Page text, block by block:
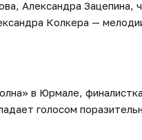
Александра Зацепина,
Колкера —
в Юрмале,
голосом